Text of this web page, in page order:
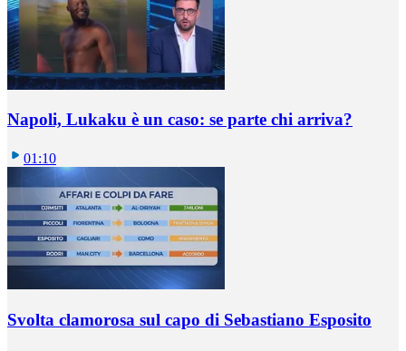
Napoli, Lukaku è un caso: se parte chi arriva?
01:10
Svolta clamorosa sul capo di Sebastiano Esposito